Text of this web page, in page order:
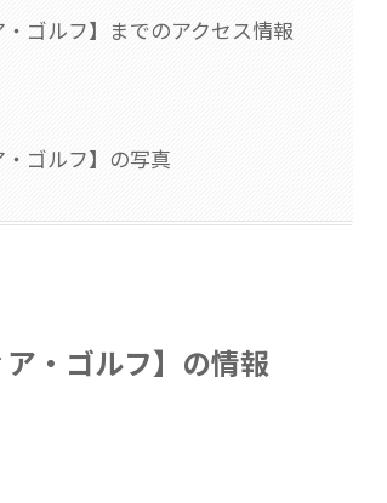
ゴルフ】までのアクセス情報
ゴルフ】の写真
・ゴルフ】の情報